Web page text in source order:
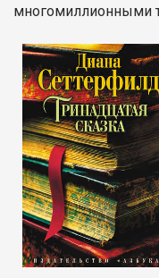
многомиллионными